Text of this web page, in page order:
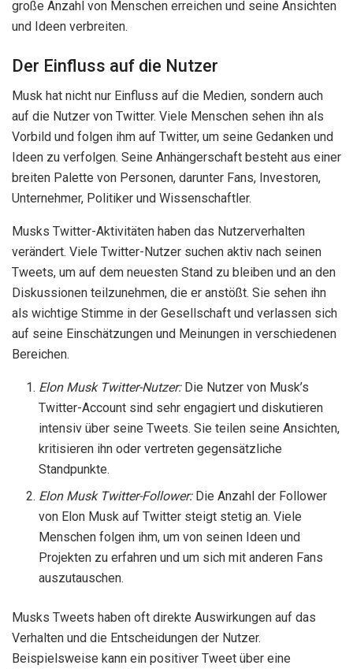
große Anzahl von Menschen erreichen und seine Ansichten
und Ideen verbreiten.
Der Einfluss auf die Nutzer
Musk hat nicht nur Einfluss auf die Medien, sondern auch
auf die Nutzer von Twitter. Viele Menschen sehen ihn als
Vorbild und folgen ihm auf Twitter, um seine Gedanken und
Ideen zu verfolgen. Seine Anhängerschaft besteht aus einer
breiten Palette von Personen, darunter Fans, Investoren,
Unternehmer, Politiker und Wissenschaftler.
Musks Twitter-Aktivitäten haben das Nutzerverhalten
verändert. Viele Twitter-Nutzer suchen aktiv nach seinen
Tweets, um auf dem neuesten Stand zu bleiben und an den
Diskussionen teilzunehmen, die er anstößt. Sie sehen ihn
als wichtige Stimme in der Gesellschaft und verlassen sich
auf seine Einschätzungen und Meinungen in verschiedenen
Bereichen.
Elon Musk Twitter-Nutzer:Die Nutzer von Musk’s
Twitter-Account sind sehr engagiert und diskutieren
intensiv über seine Tweets. Sie teilen seine Ansichten,
kritisieren ihn oder vertreten gegensätzliche
Standpunkte.
Elon Musk Twitter-Follower:Die Anzahl der Follower
von Elon Musk auf Twitter steigt stetig an. Viele
Menschen folgen ihm, um von seinen Ideen und
Projekten zu erfahren und um sich mit anderen Fans
auszutauschen.
Musks Tweets haben oft direkte Auswirkungen auf das
Verhalten und die Entscheidungen der Nutzer.
Beispielsweise kann ein positiver Tweet über eine